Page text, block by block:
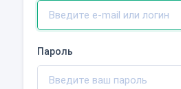
Пароль